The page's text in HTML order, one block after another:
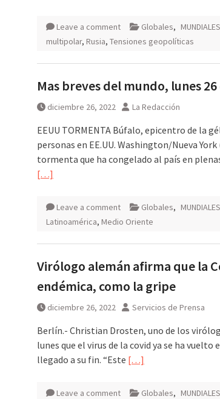
Leave a comment Globales, MUNDIALES
multipolar, Rusia, Tensiones geopolíticas
Mas breves del mundo, lunes
diciembre 26, 2022 La Redacción
EEUU TORMENTA Búfalo, epicentro de la
personas en EE.UU. Washington/Nueva
tormenta que ha congelado al país en
[…]
Leave a comment Globales, MUNDIALES
Latinoamérica, Medio Oriente
Virólogo alemán afirma que la
endémica, como la gripe
diciembre 26, 2022 Servicios de Prensa
Berlín.- Christian Drosten, uno de los
lunes que el virus de la covid ya se ha
llegado a su fin. “Este […]
Leave a comment Globales, MUNDIALES